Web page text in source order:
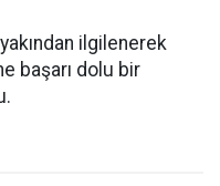
ilgilenerek
başarı dolu bir